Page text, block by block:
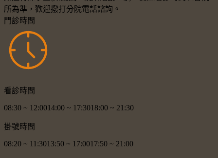
所為準，歡迎撥打分院電話諮詢。
門診時間
看診時間
08:30 ~ 12:0014:00 ~ 17:3018:00 ~ 21:30
掛號時間
08:20 ~ 11:3013:50 ~ 17:0017:50 ~ 21:00